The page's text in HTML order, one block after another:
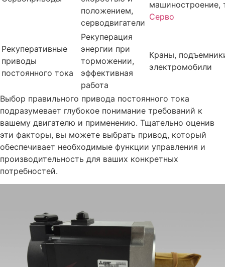
положением,
серводвигатели
машиностроение,
Серво
Рекуперативные
приводы
постоянного тока
Рекуперация
энергии при
торможении,
эффективная
работа
Краны,
электромобили
Выбор правильного привода постоянного тока
подразумевает глубокое понимание требований к
вашему двигателю и применению. Тщательно оценив
эти факторы, вы можете выбрать привод, который
обеспечивает необходимые функции управления и
производительность для ваших конкретных
потребностей.